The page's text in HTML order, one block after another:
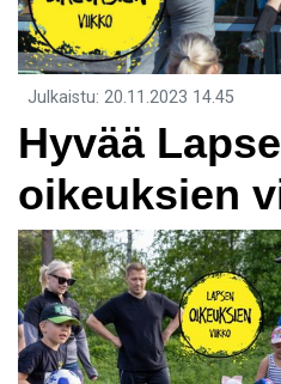
Julkaistu: 20.11.2023 14.45
Hyvää
oikeuksien